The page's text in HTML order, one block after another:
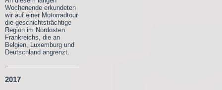
Wochenende erkundeten
wir auf einer Motorradtour
die geschichtsträchtige
Region im Nordosten
Frankreichs, die an
Belgien, Luxemburg und
Deutschland angrenzt.
2017